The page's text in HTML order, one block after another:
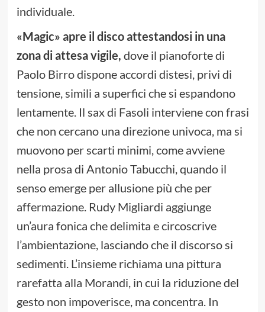
individuale.
«Magic» apre il disco attestandosi in una
zona di attesa vigile, dove il pianoforte di
Paolo Birro dispone accordi distesi, privi di
tensione, simili a superfici che si espandono
lentamente. Il sax di Fasoli interviene con frasi
che non cercano una direzione univoca, ma si
muovono per scarti minimi, come avviene
nella prosa di Antonio Tabucchi, quando il
senso emerge per allusione più che per
affermazione. Rudy Migliardi aggiunge
un’aura fonica che delimita e circoscrive
l’ambientazione, lasciando che il discorso si
sedimenti. L’insieme richiama una pittura
rarefatta alla Morandi, in cui la riduzione del
gesto non impoverisce, ma concentra. In